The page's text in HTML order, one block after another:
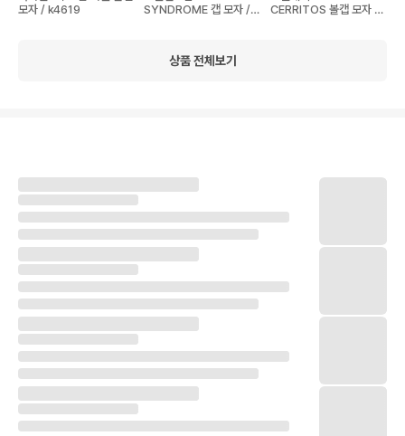
모자 / k4619
SYNDROME 캡 모자 /
CERRITOS 볼캡 모자 1 /
상품 전체보기